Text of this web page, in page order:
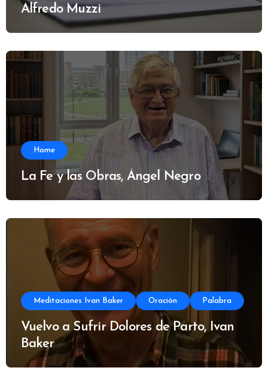
Alfredo Muzzi
Home
La Fe y las Obras, Ángel Negro
Meditaciones Ivan Baker Oración Palabra
Vuelvo a Sufrir Dolores de Parto, Ivan
Baker